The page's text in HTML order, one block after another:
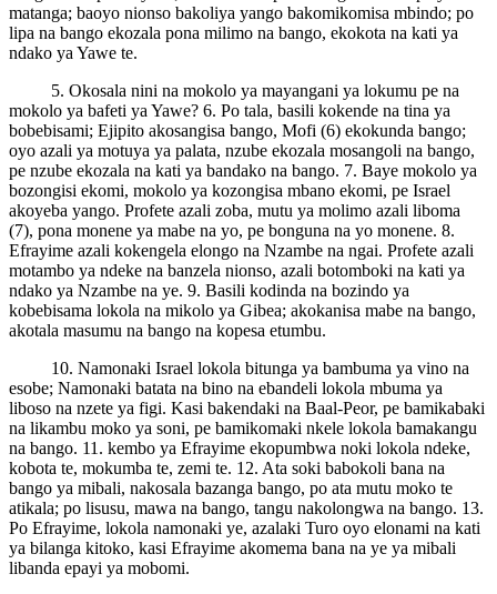
matanga; baoyo nionso bakoliya yango bakomikomisa mbindo; po
lipa na bango ekozala pona milimo na bango, ekokota na kati ya
ndako ya Yawe te.
5. Okosala nini na mokolo ya mayangani ya lokumu pe na
mokolo ya bafeti ya Yawe? 6. Po tala, basili kokende na tina ya
bobebisami; Ejipito akosangisa bango, Mofi (6) ekokunda bango;
oyo azali ya motuya ya palata, nzube ekozala mosangoli na bango,
pe nzube ekozala na kati ya bandako na bango. 7. Baye mokolo ya
bozongisi ekomi, mokolo ya kozongisa mbano ekomi, pe Israel
akoyeba yango. Profete azali zoba, mutu ya molimo azali liboma
(7), pona monene ya mabe na yo, pe bonguna na yo monene. 8.
Efrayime azali kokengela elongo na Nzambe na ngai. Profete azali
motambo ya ndeke na banzela nionso, azali botomboki na kati ya
ndako ya Nzambe na ye. 9. Basili kodinda na bozindo ya
kobebisama lokola na mikolo ya Gibea; akokanisa mabe na bango,
akotala masumu na bango na kopesa etumbu.
10. Namonaki Israel lokola bitunga ya bambuma ya vino na
esobe; Namonaki batata na bino na ebandeli lokola mbuma ya
liboso na nzete ya figi. Kasi bakendaki na Baal-Peor, pe bamikabaki
na likambu moko ya soni, pe bamikomaki nkele lokola bamakangu
na bango. 11. kembo ya Efrayime ekopumbwa noki lokola ndeke,
kobota te, mokumba te, zemi te. 12. Ata soki babokoli bana na
bango ya mibali, nakosala bazanga bango, po ata mutu moko te
atikala; po lisusu, mawa na bango, tangu nakolongwa na bango. 13.
Po Efrayime, lokola namonaki ye, azalaki Turo oyo elonami na kati
ya bilanga kitoko, kasi Efrayime akomema bana na ye ya mibali
libanda epayi ya mobomi.